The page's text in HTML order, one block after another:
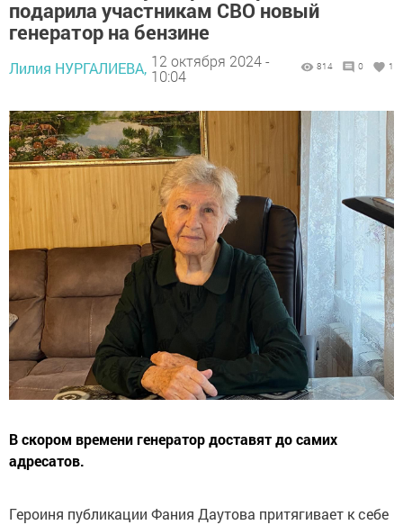
подарила участникам СВО новый
генератор на бензине
Лилия НУРГАЛИЕВА, 12 октября 2024 -
10:04
814 0 1
В скором времени генератор доставят до самих
адресатов.
Героиня публикации Фания Даутова притягивает к себе